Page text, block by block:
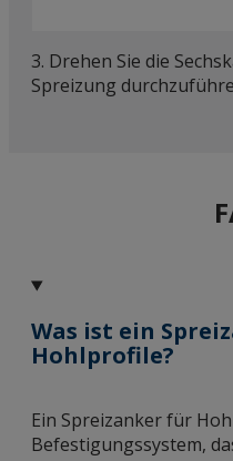
3. Drehen Sie die
Spreizung
Was ist ein
Hohlprofile?
Ein Spreizanker für
Befestigungssystem,